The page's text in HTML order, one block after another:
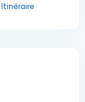
Itinéraire